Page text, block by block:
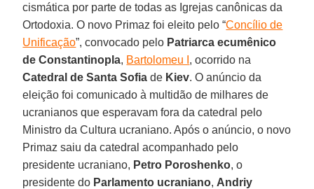
cismática por parte de todas as Igrejas canônicas da
Ortodoxia. O novo Primaz foi eleito pelo “Concílio de
Unificação”, convocado pelo Patriarca ecumênico
de Constantinopla, Bartolomeu I , ocorrido na
Catedral de Santa Sofia de Kiev. O anúncio da
eleição foi comunicado à multidão de milhares de
ucranianos que esperavam fora da catedral pelo
Ministro da Cultura ucraniano. Após o anúncio, o novo
Primaz saiu da catedral acompanhado pelo
presidente ucraniano, Petro Poroshenko, o
presidente do Parlamento ucraniano, Andriy